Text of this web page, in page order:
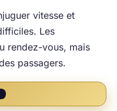
vitesse et
Les
rendez-vous, mais
passagers.